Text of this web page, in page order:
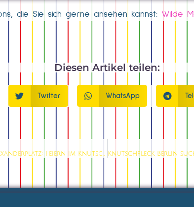
die Sie sich gerne ansehen kannst: Wilde
Diesen Artikel teilen:
Twitter WhatsApp
Eventlocation mit All Inclusive Paketen am Alexanderplatz: Feiern im Knutschfleck Berlin